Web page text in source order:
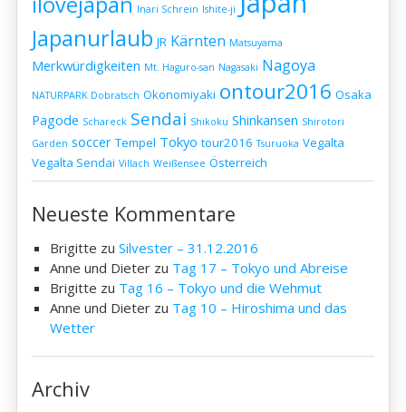
Inari Schrein Ishite-ji
Japanurlaub JR Kärnten Matsuyama
Merkwürdigkeiten Mt. Haguro-san Nagasaki Nagoya
NATURPARK Dobratsch Okonomiyaki ontour2016 Osaka
Pagode Schareck Sendai Shikoku Shinkansen Shirotori
Garden soccer Tempel Tokyo tour2016 Tsuruoka Vegalta
Vegalta Sendai Villach Weißensee Österreich
Neueste Kommentare
Brigitte zuSilvester – 31.12.2016
Anne und Dieter zu Tag 17 – Tokyo und Abreise
Brigitte zu Tag 16 – Tokyo und die Wehmut
Anne und Dieter zu Tag 10 – Hiroshima und das
Wetter
Archiv